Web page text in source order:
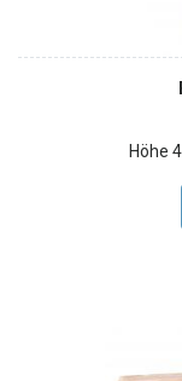
Höhe